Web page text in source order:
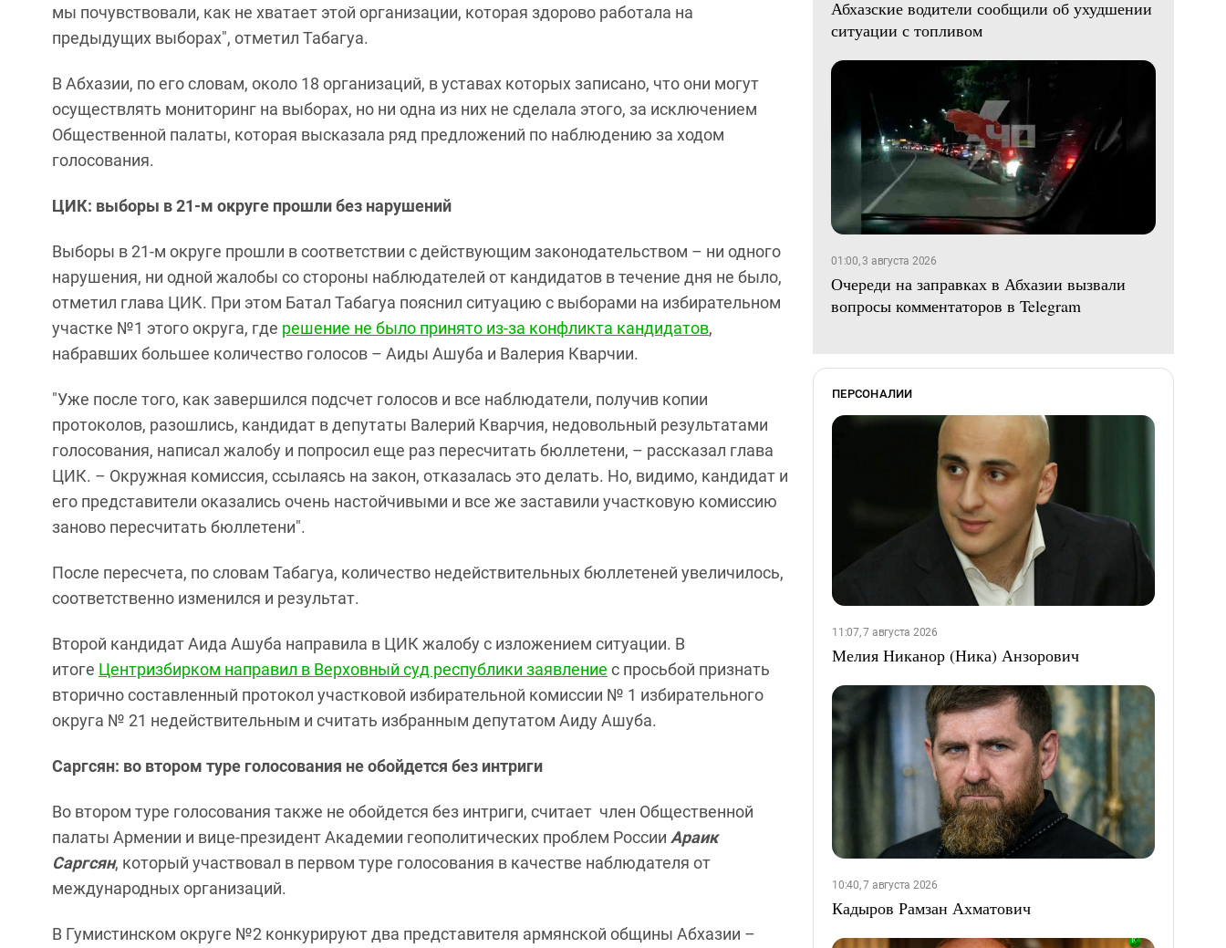
мы почувствовали, как не хватает этой организации, которая здорово работала на
предыдущих выборах", отметил Табагуа.
В Абхазии, по его словам, около 18 организаций, в уставах которых записано, что они могут
осуществлять мониторинг на выборах, но ни одна из них не сделала этого, за исключением
Общественной палаты, которая высказала ряд предложений по наблюдению за ходом
голосования.
ЦИК: выборы в 21-м округе прошли без нарушений
Выборы в 21-м округе прошли в соответствии с действующим законодательством – ни одного
нарушения, ни одной жалобы со стороны наблюдателей от кандидатов в течение дня не было,
отметил глава ЦИК. При этом Батал Табагуа пояснил ситуацию с выборами на избирательном
участке №1 этого округа, где решение не было принято из-за конфликта кандидатов,
набравших большее количество голосов – Аиды Ашуба и Валерия Кварчии.
"Уже после того, как завершился подсчет голосов и все наблюдатели, получив копии
протоколов, разошлись, кандидат в депутаты Валерий Кварчия, недовольный результатами
голосования, написал жалобу и попросил еще раз пересчитать бюллетени, – рассказал глава
ЦИК. – Окружная комиссия, ссылаясь на закон, отказалась это делать. Но, видимо, кандидат и
его представители оказались очень настойчивыми и все же заставили участковую комиссию
заново пересчитать бюллетени".
После пересчета, по словам Табагуа, количество недействительных бюллетеней увеличилось,
соответственно изменился и результат.
Второй кандидат Аида Ашуба направила в ЦИК жалобу с изложением ситуации. В
итоге Центризбирком направил в Верховный суд республики заявление с просьбой признать
вторично составленный протокол участковой избирательной комиссии № 1 избирательного
округа № 21 недействительным и считать избранным депутатом Аиду Ашуба.
Саргсян: во втором туре голосования не обойдется без интриги
Во втором туре голосования также не обойдется без интриги, считает член Общественной
палаты Армении и вице-президент Академии геополитических проблем России Араик
Саргсян, который участвовал в первом туре голосования в качестве наблюдателя от
международных организаций.
В Гумистинском округе №2 конкурируют два представителя армянской общины Абхазии –
Абхазские водители сообщили об ухудшении
ситуации с топливом
01:00, 3 августа 2026
Очереди на заправках в Абхазии вызвали
вопросы комментаторов в Telegram
ПЕРСОНАЛИИ
11:07, 7 августа 2026
Мелия Никанор (Ника) Анзорович
10:40, 7 августа 2026
Кадыров Рамзан Ахматович